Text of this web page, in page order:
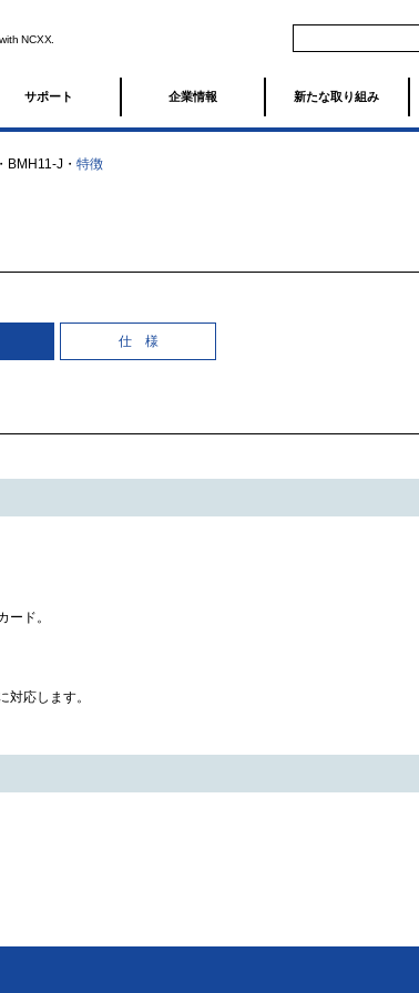
NCXX.
サポート 企業情報 新たな取り組み
・ BMH11-J ・ 特徴
仕 様
ード。
応します。